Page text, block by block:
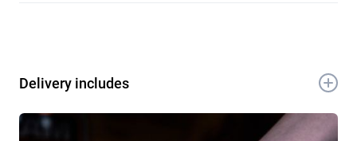
Delivery includes
Cambio fácil del disco de amolado gracias al